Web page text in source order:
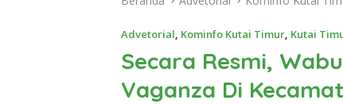
Advetorial Kominfo Kutai Timur Kutai
Secara Resmi,
Vaganza Di